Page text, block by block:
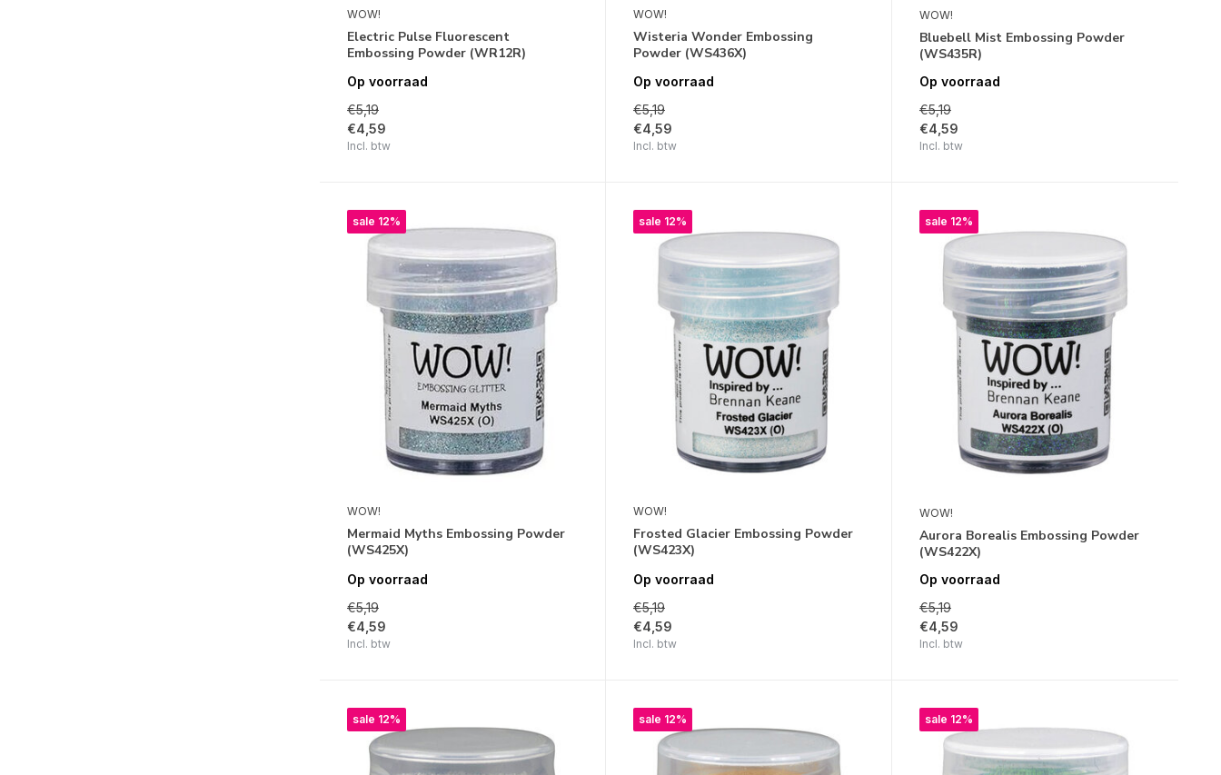
WOW!
Electric Pulse Fluorescent
Embossing Powder (WR12R)
Op voorraad
€5,19
€4,59
Incl. btw
WOW!
Wisteria Wonder Embossing
Powder (WS436X)
Op voorraad
€5,19
€4,59
Incl. btw
WOW!
Bluebell Mist Embossing Powder
(WS435R)
Op voorraad
€5,19
€4,59
Incl. btw
sale 12%
WOW!
Mermaid Myths Embossing Powder
(WS425X)
Op voorraad
€5,19
€4,59
Incl. btw
sale 12%
WOW!
Frosted Glacier Embossing Powder
(WS423X)
Op voorraad
€5,19
€4,59
Incl. btw
sale 12%
WOW!
Aurora Borealis Embossing Powder
(WS422X)
Op voorraad
€5,19
€4,59
Incl. btw
sale 12% sale 12% sale 12%